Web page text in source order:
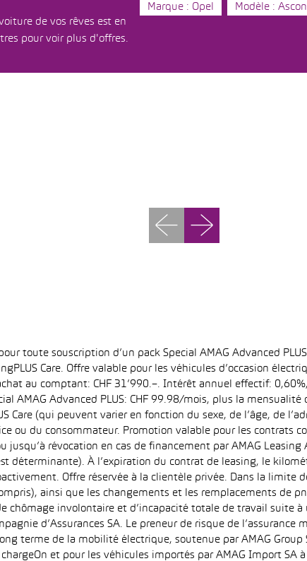
de vos rêves est en
pour voir plus d'offres.
Marque : Opel
Modèle :
toute souscription d’un pack Special AMAG Advanced
Care. Offre valable pour les véhicules d’occasion
au comptant: CHF 31’990.–. Intérêt annuel effectif:
AMAG Advanced PLUS: CHF 99.98/mois, plus la mensualité
Care (qui peuvent varier en fonction du sexe, de l’âge, de
ou du consommateur. Promotion valable pour les contrats
révocation en cas de financement par AMAG
déterminante). À l’expiration du contrat de leasing, le
Offre réservée à la clientèle privée. Dans la limite
ainsi que les changements et les remplacements de
chômage involontaire et d’incapacité totale de travail suite
d’Assurances SA. Le preneur de risque de l’assurance
terme de la mobilité électrique, soutenue par AMAG
et pour les véhicules importés par AMAG Import